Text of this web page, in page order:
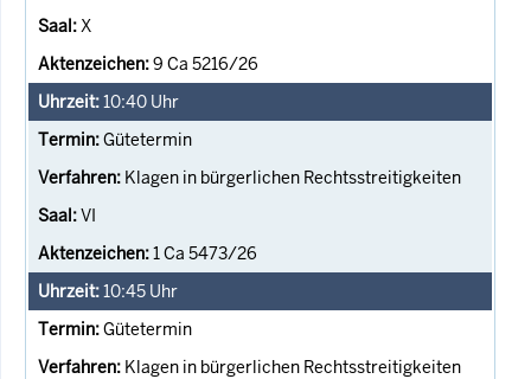
X
9 Ca 5216/26
10:40 Uhr
Gütetermin
Klagen in bürgerlichen Rechtsstreitigkeiten
VI
1 Ca 5473/26
10:45 Uhr
Gütetermin
Klagen in bürgerlichen Rechtsstreitigkeiten